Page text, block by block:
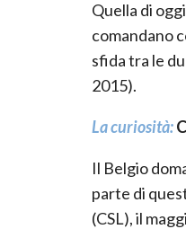
Quella di
comandano
sfida tra le
2015).
La curiosità:
Il Belgio
parte di
(CSL), il